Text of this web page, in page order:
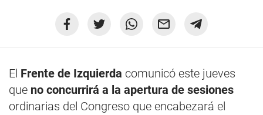
El Frente de Izquierda comunicó este jueves
que no concurrirá a la apertura de sesiones
ordinarias del Congreso que encabezará el